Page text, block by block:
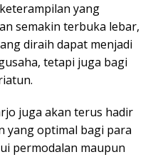
yang
semakin terbuka lebar,
diraih dapat menjadi
tetapi juga bagi
juga akan terus hadir
yang optimal bagi para
permodalan maupun